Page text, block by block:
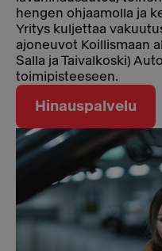
hengen ohjaamolla ja
Yritys kuljettaa
ajoneuvot Koillismaan
Salla ja Taivalkoski)
toimipisteeseen.
Hinauspalvelu